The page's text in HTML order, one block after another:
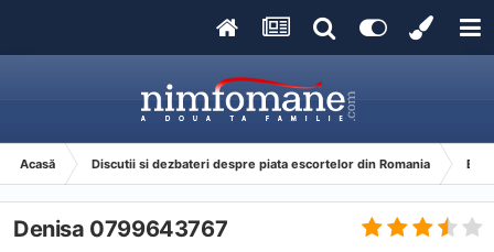
Acasă Discutii si dezbateri despre piata escortelor din Romania
Denisa 0799643767